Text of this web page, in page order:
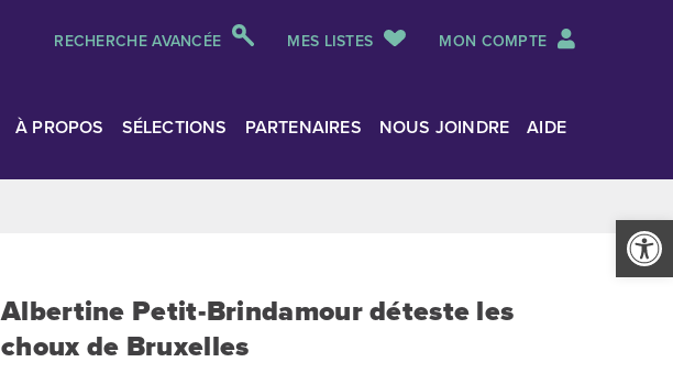
Ouvrir
RECHERCHE AVANCÉE MES LISTES MON COMPTE
À PROPOS SÉLECTIONS PARTENAIRES NOUS JOINDRE AIDE
Albertine Petit-Brindamour déteste les
choux de Bruxelles